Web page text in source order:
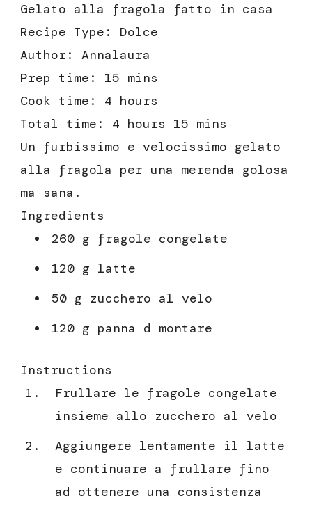
Gelato alla fragola fatto in casa
Recipe Type : Dolce
Author: Annalaura
Prep time: 15 mins
Cook time: 4 hours
Total time: 4 hours 15 mins
Un furbissimo e velocissimo gelato
alla fragola per una merenda golosa
ma sana.
Ingredients
260 g fragole congelate
120 g latte
50 g zucchero al velo
120 g panna d montare
Instructions
Frullare le fragole congelate
insieme allo zucchero al velo
Aggiungere lentamente il latte
e continuare a frullare fino
ad ottenere una consistenza